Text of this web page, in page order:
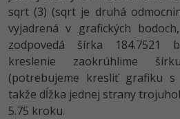
sqrt (3) (sqrt je druhá
vyjadrená v grafických
zodpovedá šírka 184.7521
kreslenie zaokrúhlime
(potrebujeme kresliť grafiku
takže dĺžka jednej strany
5.75 kroku.